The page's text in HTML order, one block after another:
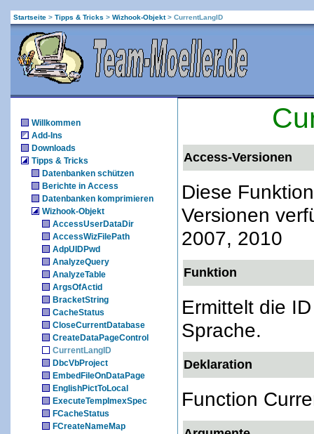
Startseite > Tipps & Tricks > Wizhook-Objekt> CurrentLangID
Willkommen
Add-Ins
Downloads
Tipps & Tricks
Datenbanken schützen
Berichte in Access
Datenbanken komprimieren
Wizhook-Objekt
AccessUserDataDir
AccessWizFilePath
AdpUIDPwd
AnalyzeQuery
AnalyzeTable
ArgsOfActid
BracketString
CacheStatus
CloseCurrentDatabase
CreateDataPageControl
CurrentLangID
DbcVbProject
EmbedFileOnDataPage
EnglishPictToLocal
ExecuteTempImexSpec
FCacheStatus
FCreateNameMap
Access-Versionen
Diese
Versionen
2007, 2010
Funktion
Ermittelt die
Sprache.
Deklaration
Function